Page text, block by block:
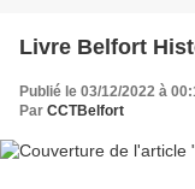
Livre Belfort
Publié le 03/12/2022 à
Par CCTBelfort